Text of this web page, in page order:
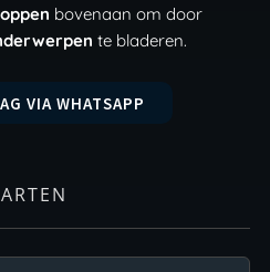
bovenaan om door
te bladeren.
VIA WHATSAPP